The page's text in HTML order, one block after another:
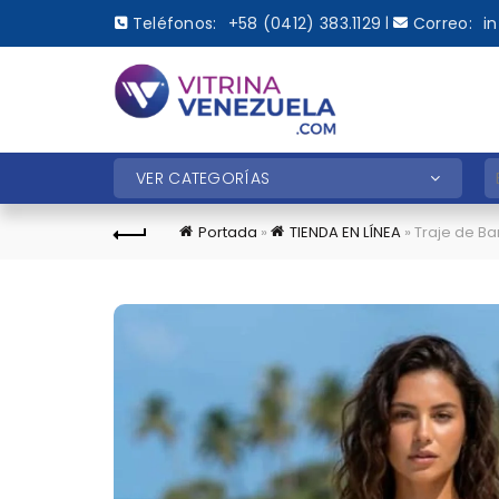
Teléfonos: +58 (0412) 383.1129 | Correo:
VER CATEGORÍAS
Portada » TIENDA EN LÍNEA » Traje de